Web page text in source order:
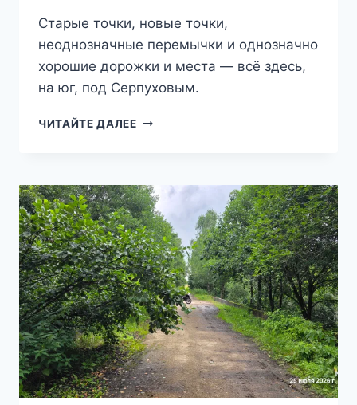
Старые точки, новые точки,
неоднозначные перемычки и однозначно
хорошие дорожки и места — всё здесь,
на юг, под Серпуховым.
ЧИТАЙТЕ ДАЛЕЕТРИ
—
СУХОДОЛ